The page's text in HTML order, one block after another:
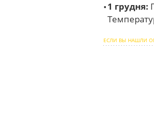
1 грудня:
ЕСЛИ ВЫ НАШЛИ